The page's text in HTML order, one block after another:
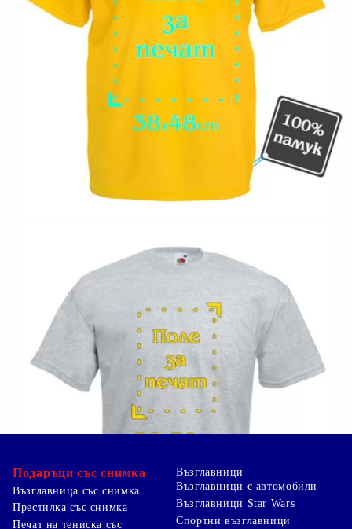
Коментар към продукта:
Подаръци със снимка
Възглавница със снимка
Престилка със снимка
Печат на тениска със
Възглавници
Възглавници с автомобили
Възглавници Star Wars
Спортни възглавници